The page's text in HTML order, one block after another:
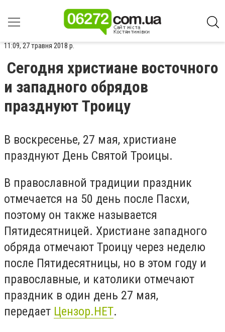
11:09, 27 травня 2018 р.
Сегодня христиане восточного
и западного обрядов
празднуют Троицу
В воскресенье, 27 мая, христиане
празднуют День Святой Троицы.
В православной традиции праздник
отмечается на 50 день после Пасхи,
поэтому он также называется
Пятидесятницей. Христиане западного
обряда отмечают Троицу через неделю
после Пятидесятницы, но в этом году и
православные, и католики отмечают
праздник в один день 27 мая,
передает Цензор.НЕТ.